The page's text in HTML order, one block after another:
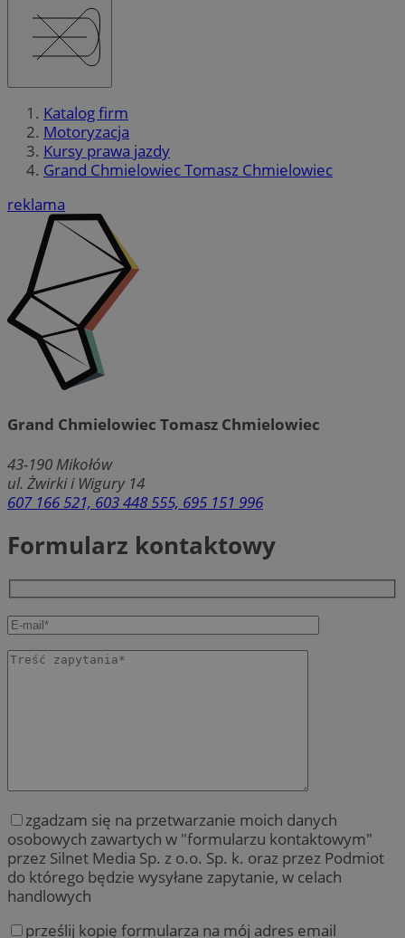
Katalog firm
Motoryzacja
Kursy prawa jazdy
Grand Chmielowiec Tomasz Chmielowiec
reklama
Grand Chmielowiec Tomasz Chmielowiec
43-190 Mikołów
ul. Żwirki i Wigury 14
607 166 521, 603 448 555, 695 151 996
Formularz kontaktowy
zgadzam się na przetwarzanie moich danych
osobowych zawartych w "formularzu kontaktowym"
przez Silnet Media Sp. z o.o. Sp. k. oraz przez Podmiot
do którego będzie wysyłane zapytanie, w celach
handlowych
prześlij kopię formularza na mój adres email